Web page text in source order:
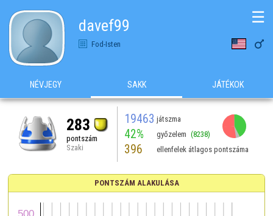
davef99
Fod-Isten 
☰
NÉVJEGY SAKK JÁTÉKOK
283
pontszám
Szaki
19463 játszma
42% győzelem (8238)
396 ellenfelek átlagos pontszáma
PONTSZÁM ALAKULÁSA